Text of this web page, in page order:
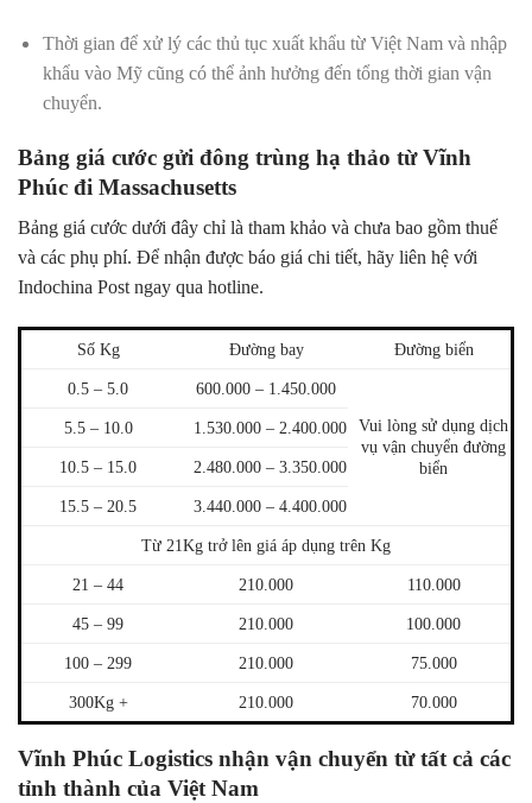
Thời gian để xử lý các thủ tục xuất khẩu từ Việt Nam và nhập
khẩu vào Mỹ cũng có thể ảnh hưởng đến tổng thời gian vận
chuyển.
Bảng giá cước gửi đông trùng hạ thảo từ Vĩnh
Phúc đi Massachusetts
Bảng giá cước dưới đây chỉ là tham khảo và chưa bao gồm thuế
và các phụ phí. Để nhận được báo giá chi tiết, hãy liên hệ với
Indochina Post ngay qua hotline.
Số Kg Đường bay Đường biển
0.5 – 5.0
600.000 – 1.450.000
Vui lòng sử dụng dịch
vụ vận chuyển đường
biển
5.5 – 10.0 1.530.000 – 2.400.000
10.5 – 15.0 2.480.000 – 3.350.000
15.5 – 20.5 3.440.000 – 4.400.000
Từ 21Kg trở lên giá áp dụng trên Kg
21 – 44 210.000 110.000
45 – 99 210.000 100.000
100 – 299 210.000 75.000
300Kg + 210.000 70.000
Vĩnh Phúc Logistics nhận vận chuyển từ tất cả các
tỉnh thành của Việt Nam